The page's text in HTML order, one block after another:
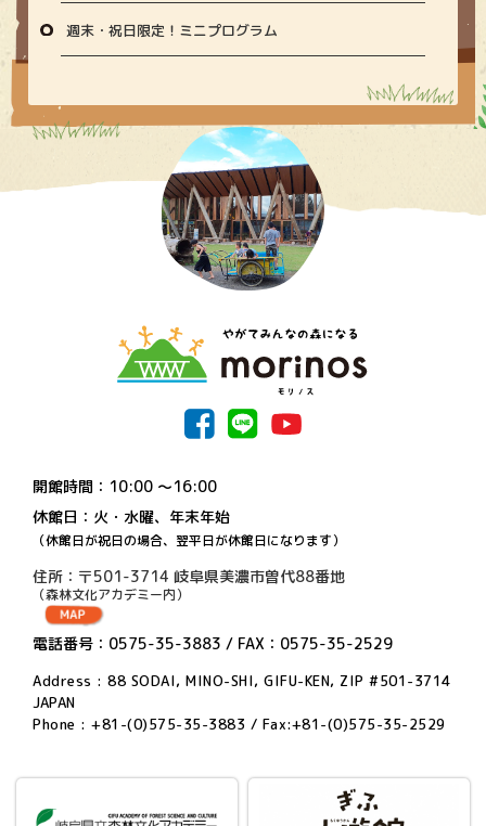
週末・祝日限定！ミニプログラム
開館時間：10:00 〜16:00
休館日：火・水曜、年末年始
（休館日が祝日の場合、翌平日が休館日になります）
住所：〒501-3714 岐阜県美濃市曽代88番地
（森林文化アカデミー内）
電話番号：0575-35-3883 / FAX：0575-35-2529
Address : 88 SODAI, MINO-SHI, GIFU-KEN, ZIP #501-3714
JAPAN
Phone : +81-(0)575-35-3883 / Fax:+81-(0)575-35-2529